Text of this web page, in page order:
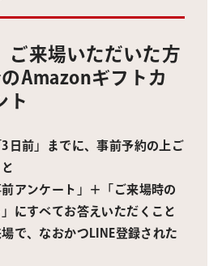
ご来場いただいた方
Amazonギフトカ
ト
日前」までに、事前予約の上ご
前アンケート」＋「ご来場時の
にすべてお答えいただくこと
で、なおかつLINE登録された